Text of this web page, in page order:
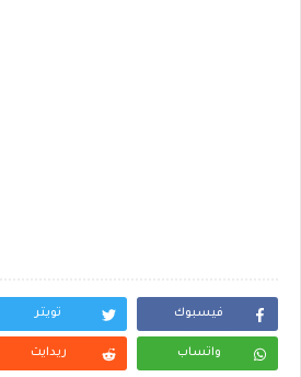
فيسبوك تويتر
واتساب ريدايت